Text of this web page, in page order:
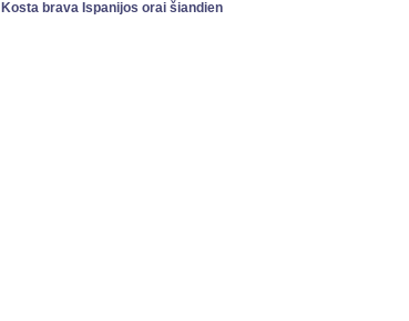
Kosta brava Ispanijos orai šiandien